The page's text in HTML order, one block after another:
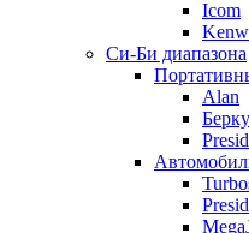
Icom
Си-Би диапазона
Alan